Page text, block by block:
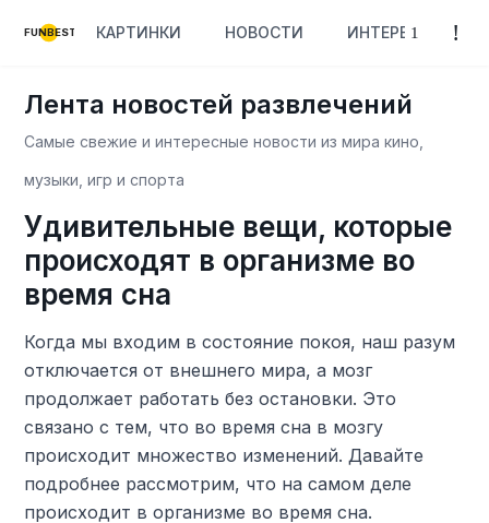
FUNBEST КАРТИНКИ НОВОСТИ ИНТЕРЕСНОЕ
Лента новостей развлечений
Самые свежие и интересные новости из мира кино,
музыки, игр и спорта
Удивительные вещи, которые
происходят в организме во
время сна
Когда мы входим в состояние покоя, наш разум
отключается от внешнего мира, а мозг
продолжает работать без остановки. Это
связано с тем, что во время сна в мозгу
происходит множество изменений. Давайте
подробнее рассмотрим, что на самом деле
происходит в организме во время сна.